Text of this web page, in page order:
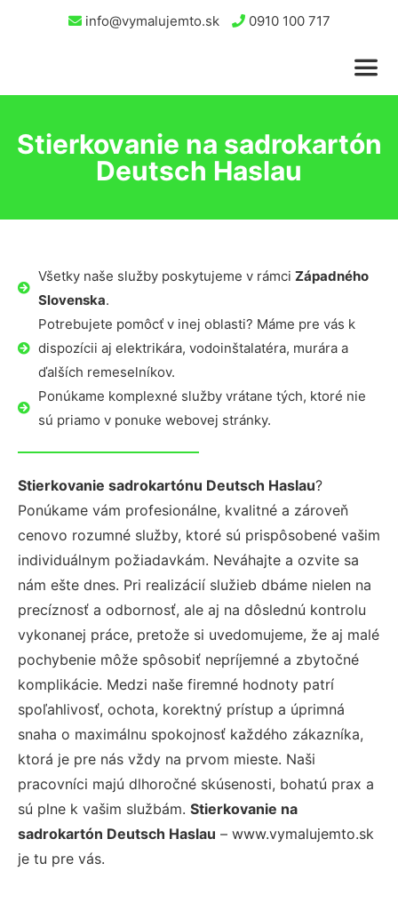
info@vymalujemto.sk 0910 100 717
Stierkovanie na sadrokartón
Deutsch Haslau
Všetky naše služby poskytujeme v rámci Západného
Slovenska.
Potrebujete pomôcť v inej oblasti? Máme pre vás k
dispozícii aj elektrikára, vodoinštalatéra, murára a
ďalších remeselníkov.
Ponúkame komplexné služby vrátane tých, ktoré nie
sú priamo v ponuke webovej stránky.
Stierkovanie sadrokartónu Deutsch Haslau?
Ponúkame vám profesionálne, kvalitné a zároveň
cenovo rozumné služby, ktoré sú prispôsobené vašim
individuálnym požiadavkám. Neváhajte a ozvite sa
nám ešte dnes. Pri realizácií služieb dbáme nielen na
precíznosť a odbornosť, ale aj na dôslednú kontrolu
vykonanej práce, pretože si uvedomujeme, že aj malé
pochybenie môže spôsobiť nepríjemné a zbytočné
komplikácie. Medzi naše firemné hodnoty patrí
spoľahlivosť, ochota, korektný prístup a úprimná
snaha o maximálnu spokojnosť každého zákazníka,
ktorá je pre nás vždy na prvom mieste. Naši
pracovníci majú dlhoročné skúsenosti, bohatú prax a
sú plne k vašim službám. Stierkovanie na
sadrokartón Deutsch Haslau – www.vymalujemto.sk
je tu pre vás.